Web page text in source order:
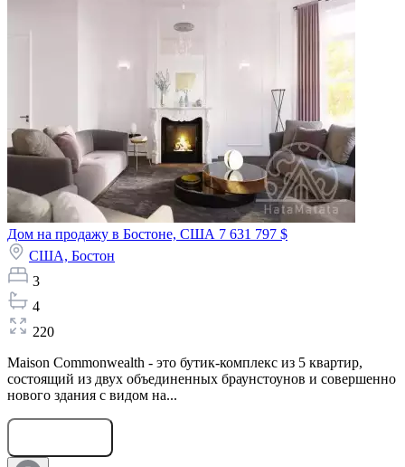
Дом на продажу в Бостоне, США 7 631 797 $
США, Бостон
3
4
220
Maison Commonwealth - это бутик-комплекс из 5 квартир,
состоящий из двух объединенных браунстоунов и совершенно
нового здания с видом на...